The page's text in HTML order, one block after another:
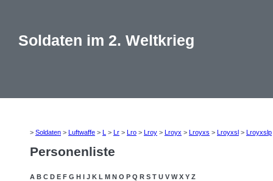
Soldaten im 2. Weltkrieg
> Soldaten > Luftwaffe > L > Lr > Lro > Lroy > Lroyx > Lroyxs > Lroyxsl > Lroyxslp
Personenliste
A B C D E F G H I J K L M N O P Q R S T U V W X Y Z